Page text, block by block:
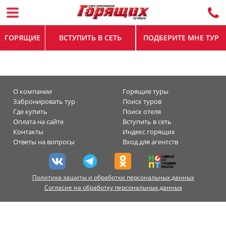
ГОРЯЩИЕ ВСТУПИТЬ В СЕТЬ ПОДБЕРИТЕ МНЕ ТУР
О компании
Горящие туры
Забронировать тур
Поиск туров
Где купить
Поиск отеля
Оплата на сайте
Вступить в сеть
Контакты
Индекс горящих
Ответы на вопросы
Вход для агентств
Политика защиты и обработки персональных данных
Согласие на обработку персональных данных